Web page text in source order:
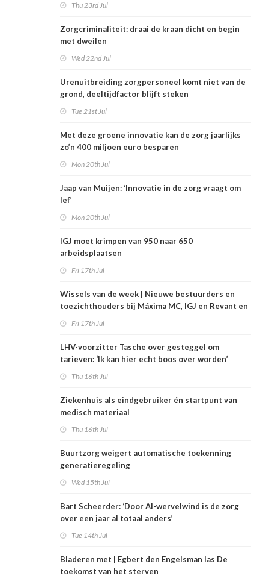
Thu 23rd Jul
Zorgcriminaliteit: draai de kraan dicht en begin
met dweilen
Wed 22nd Jul
Urenuitbreiding zorgpersoneel komt niet van de
grond, deeltijdfactor blijft steken
Tue 21st Jul
Met deze groene innovatie kan de zorg jaarlijks
zo’n 400 miljoen euro besparen
Mon 20th Jul
Jaap van Muijen: ‘Innovatie in de zorg vraagt om
lef’
Mon 20th Jul
IGJ moet krimpen van 950 naar 650
arbeidsplaatsen
Fri 17th Jul
Wissels van de week | Nieuwe bestuurders en
toezichthouders bij Máxima MC, IGJ en Revant en
Fri 17th Jul
LHV-voorzitter Tasche over gesteggel om
tarieven: ‘Ik kan hier echt boos over worden’
Thu 16th Jul
Ziekenhuis als eindgebruiker én startpunt van
medisch materiaal
Thu 16th Jul
Buurtzorg weigert automatische toekenning
generatieregeling
Wed 15th Jul
Bart Scheerder: ‘Door AI-wervelwind is de zorg
over een jaar al totaal anders’
Tue 14th Jul
Bladeren met | Egbert den Engelsman las De
toekomst van het sterven